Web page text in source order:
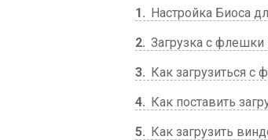
1
Настройка Биоса
2 Загрузка с флешки
3
Как загрузиться с
4
Как поставить
5
Как загрузить